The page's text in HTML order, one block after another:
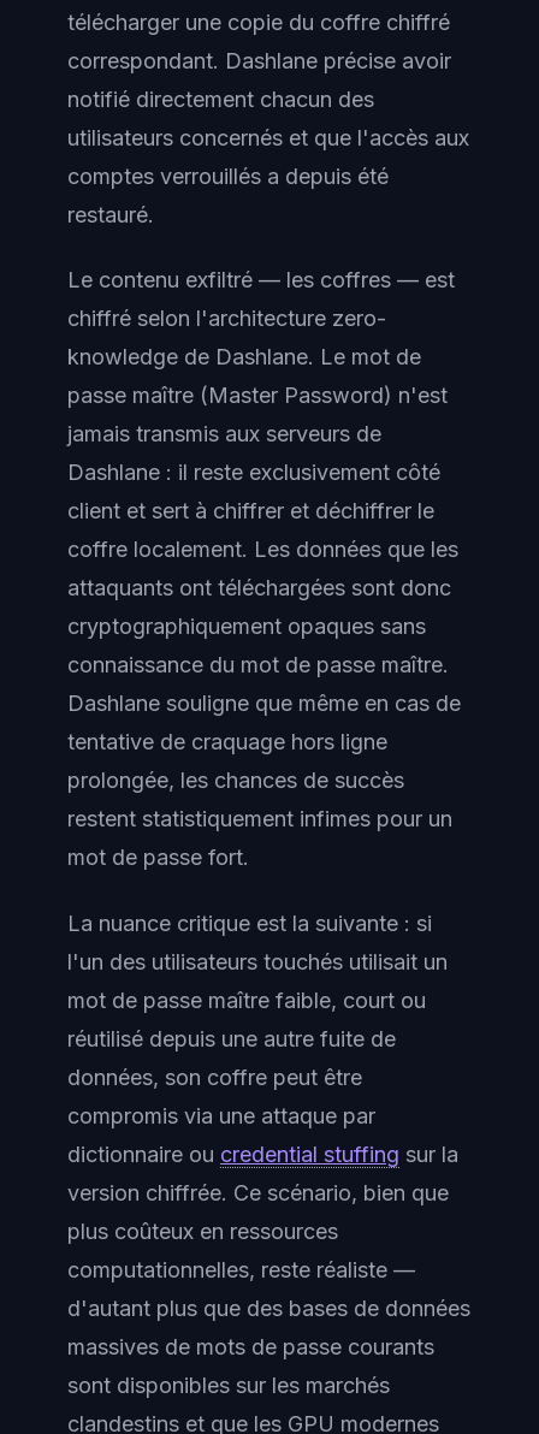
télécharger une copie du coffre chiffré
correspondant. Dashlane précise avoir
notifié directement chacun des
utilisateurs concernés et que l'accès aux
comptes verrouillés a depuis été
restauré.
Le contenu exfiltré — les coffres — est
chiffré selon l'architecture zero-
knowledge de Dashlane. Le mot de
passe maître (Master Password) n'est
jamais transmis aux serveurs de
Dashlane : il reste exclusivement côté
client et sert à chiffrer et déchiffrer le
coffre localement. Les données que les
attaquants ont téléchargées sont donc
cryptographiquement opaques sans
connaissance du mot de passe maître.
Dashlane souligne que même en cas de
tentative de craquage hors ligne
prolongée, les chances de succès
restent statistiquement infimes pour un
mot de passe fort.
La nuance critique est la suivante : si
l'un des utilisateurs touchés utilisait un
mot de passe maître faible, court ou
réutilisé depuis une autre fuite de
données, son coffre peut être
compromis via une attaque par
dictionnaire ou credential stuffing sur la
version chiffrée. Ce scénario, bien que
plus coûteux en ressources
computationnelles, reste réaliste —
d'autant plus que des bases de données
massives de mots de passe courants
sont disponibles sur les marchés
clandestins et que les GPU modernes